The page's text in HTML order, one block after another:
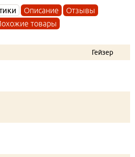
Описание
Отзывы
товары
Гейзер